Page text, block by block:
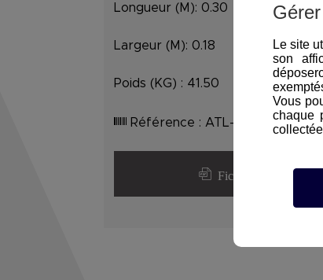
Longueur (M): 0.30
Largeur (M): 0.18
Poids (KG) : 41.50
Référence : ATL-U305X-AC
Fiche détaillée
Le site
son
Vous
chaque